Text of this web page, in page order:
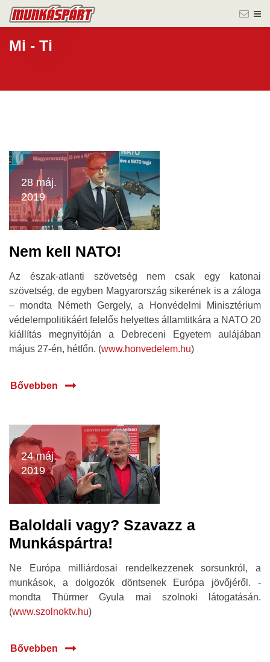
Mi - Ti
28 máj.
2019
Nem kell NATO!
Az észak-atlanti szövetség nem csak egy katonai
szövetség, de egyben Magyarország sikerének is a záloga
– mondta Németh Gergely, a Honvédelmi Minisztérium
védelempolitikáért felelős helyettes államtitkára a NATO 20
kiállítás megnyitóján a Debreceni Egyetem aulájában
május 27-én, hétfőn. (www.honvedelem.hu)
Bővebben
24 máj.
2019
Baloldali vagy? Szavazz a
Munkáspártra!
Ne Európa milliárdosai rendelkezzenek sorsunkról, a
munkások, a dolgozók döntsenek Európa jövőjéről. -
mondta Thürmer Gyula mai szolnoki látogatásán.
(www.szolnoktv.hu)
Bővebben